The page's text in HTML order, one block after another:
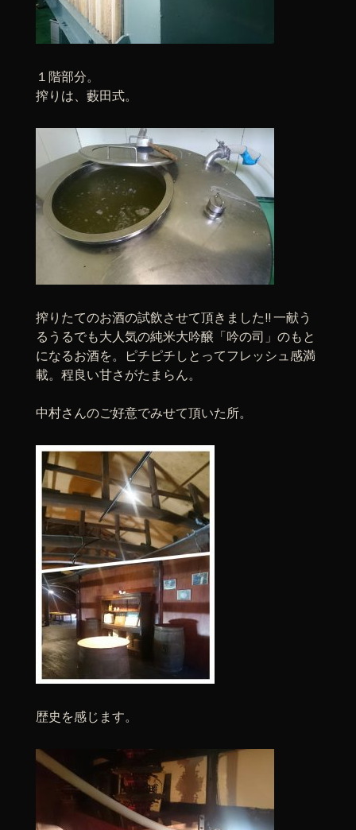
１階部分。
搾りは、藪田式。
搾りたてのお酒の試飲させて頂きました!! 一献う
るうるでも大人気の純米大吟醸「吟の司」のもと
になるお酒を。ピチピチしとってフレッシュ感満
載。程良い甘さがたまらん。
中村さんのご好意でみせて頂いた所。
歴史を感じます。